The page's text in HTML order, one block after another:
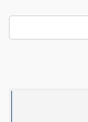
索: